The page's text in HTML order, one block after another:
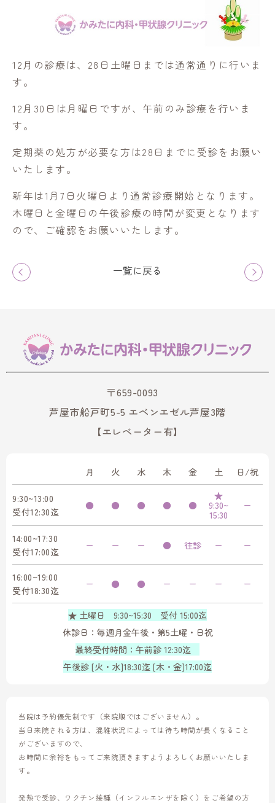
12月の診療は、28日土曜日までは通常通りに行いま
す。
12月30日は月曜日ですが、午前のみ診療を行いま
す。
定期薬の処方が必要な方は28日までに受診をお願い
いたします。
新年は1月7日火曜日より通常診療開始となります。
木曜日と金曜日の午後診療の時間が変更となります
ので、ご確認をお願いいたします。
一覧に戻る
〒659-0093
芦屋市船戸町5-5 エベンエゼル芦屋3階
【エレベーター有】
月 火 水 木 金 土 日/祝
9:30~13:00
受付12:30迄
● ● ● ● ●
★
9:30~
15:30
ー
14:00~17:30
受付17:00迄
ー ー ー ● 往診 ー ー
16:00~19:00
受付18:30迄
ー ● ● ー ー ー ー
★ 土曜日 9:30~15:30 受付 15:00迄
休診日：毎週月金午後・第5土曜・日祝
最終受付時間：午前診 12:30迄
午後診 [火・水]18:30迄 [木・金]17:00迄
当院は予約優先制です（来院順ではございません）。
当日来院される方は、混雑状況によっては待ち時間が長くなること
がございますので、
お時間に余裕をもってご来院頂きますようよろしくお願いいたしま
す。
発熱で受診、ワクチン接種（インフルエンザを除く）をご希望の方